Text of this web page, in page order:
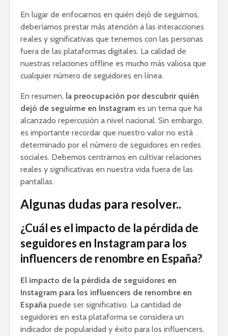
En lugar de enfocarnos en quién dejó de seguirnos,
deberíamos prestar más atención a las interacciones
reales y significativas que tenemos con las personas
fuera de las plataformas digitales. La calidad de
nuestras relaciones offline es mucho más valiosa que
cualquier número de seguidores en línea.
En resumen, la preocupación por descubrir quién
dejó de seguirme en Instagram es un tema que ha
alcanzado repercusión a nivel nacional. Sin embargo,
es importante recordar que nuestro valor no está
determinado por el número de seguidores en redes
sociales. Debemos centrarnos en cultivar relaciones
reales y significativas en nuestra vida fuera de las
pantallas.
Algunas dudas para resolver..
¿Cuál es el impacto de la pérdida de
seguidores en Instagram para los
influencers de renombre en España?
El impacto de la pérdida de seguidores en
Instagram para los influencers de renombre en
España puede ser significativo. La cantidad de
seguidores en esta plataforma se considera un
indicador de popularidad y éxito para los influencers,